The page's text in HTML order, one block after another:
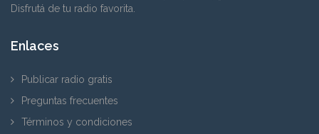
Disfrutá de tu radio favorita.
Enlaces
Publicar radio gratis
Preguntas frecuentes
Términos y condiciones